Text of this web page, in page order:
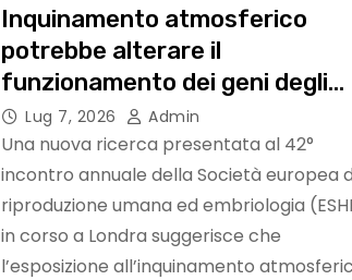
Inquinamento atmosferico
potrebbe alterare il
funzionamento dei geni degli
spermatozoi #ESHRE2026
Lug 7, 2026 Admin
Una nuova ricerca presentata al 42°
incontro annuale della Società europea
riproduzione umana ed embriologia
in corso a Londra suggerisce che
l’esposizione all’inquinamento